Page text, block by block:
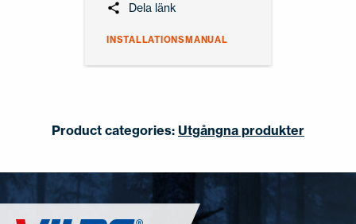
Dela länk
INSTALLATIONSMANUAL
Product categories: Utgångna produkter